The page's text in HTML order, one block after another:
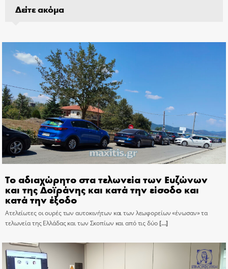
Δείτε ακόμα
Το αδιαχώρητο στα τελωνεία των Ευζώνων
και της Δοϊράνης και κατά την είσοδο και
κατά την έξοδο
Ατελείωτες οι ουρές των αυτοκινήτων και των λεωφορείων «ένωσαν» τα
τελωνεία της Ελλάδας και των Σκοπίων και από τις δύο[…]